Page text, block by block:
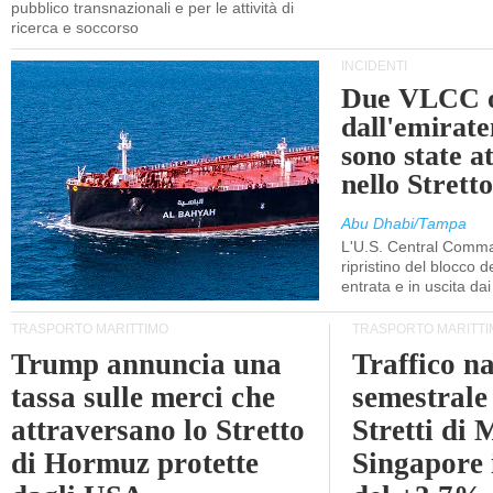
pubblico transnazionali e per le attività di
ricerca e soccorso
INCIDENTI
Due VLCC
sono state
nello
Abu Dhabi/Tampa
L'U.S. Central
ripristino del blocco
entrata e in uscita
TRASPORTO MARITTIMO
Trump annuncia una
tassa sulle merci che
attraversano lo Stretto
di Hormuz protette
TRASPORTO
Traffico
Stretti di